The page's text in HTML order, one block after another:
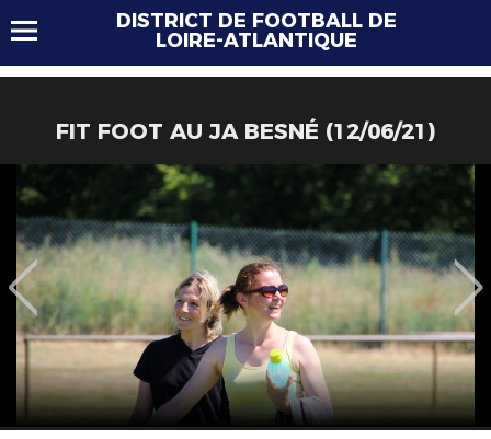
DISTRICT DE FOOTBALL DE
LOIRE-ATLANTIQUE
FIT FOOT AU JA BESNÉ (12/06/21)